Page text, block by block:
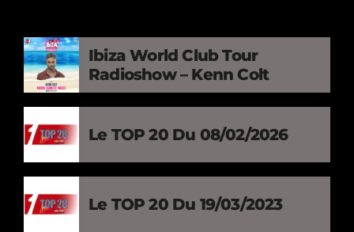
Ibiza World Club Tour
Radioshow – Kenn Colt
Le TOP 20 Du 08/02/2026
Le TOP 20 Du 19/03/2023